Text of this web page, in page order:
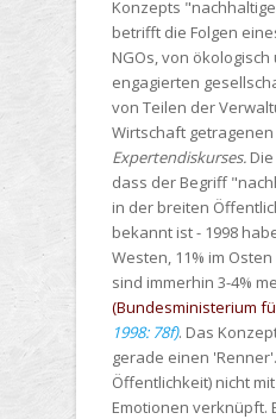
Konzepts
betrifft die Folgen
NGOs, von
engagierten
von Teilen der
Wirtschaft
Expertendiskurses.
dass der Begriff
in der breiten
bekannt ist - 1998
Westen, 11% im
sind immerhin 3-4%
(Bundesministerium
1998: 78f). Das
gerade einen
Öffentlichkeit) nicht
Emotionen verknüpft.